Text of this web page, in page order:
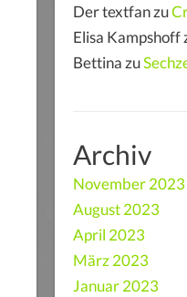
Der textfanzu
Elisa Kampshoff
Bettina zu
Archiv
November 2023
August 2023
April 2023
März 2023
Januar 2023